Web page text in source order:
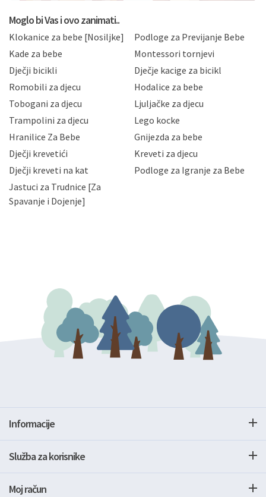
privatnosti i kolačića koju možete pročitati ovdje i
Hrvatske, a uvijek uz primjenu odgovarajućih tehničkih i
sigurnosnih mjera zaštite osobnih podataka od
neovlaštenog pristupa, zlouporabe, otkrivanja,
gubitka ili uništenja. Mae.hr štiti privatnost svojih
korisnika i posjetitelja web stranica, čuva povjerljivost
Vaših osobnih podataka te omogućava pristup i
priopćavanje osobnih podataka samo onim svojim
zaposlenicima kojima su isti potrebni radi provedbe
slučajevima koji su dozvoljeni zakonima. Napominjemo
da možete u svako doba, u potpunosti ili djelomice,
zatražiti prestanak aktivnosti obrade Vaših osobnih
podataka. Opoziv privole možete podnijeti poštom na
gore navedenu adresu ili e-mailom na adresu:
Moglo bi Vas i ovo zanimati..
Klokanice za bebe [Nosiljke]
Podloge za Previjanje Bebe
Kade za bebe
Montessori tornjevi
Dječji bicikli
Dječje kacige za bicikl
Romobili za djecu
Hodalice za bebe
Tobogani za djecu
Ljuljačke za djecu
Trampolini za djecu
Lego kocke
Hranilice Za Bebe
Gnijezda za bebe
Dječji krevetići
Kreveti za djecu
Dječji kreveti na kat
Podloge za Igranje za Bebe
Jastuci za Trudnice [Za
Spavanje i Dojenje]
Informacije
Služba za korisnike
Moj račun